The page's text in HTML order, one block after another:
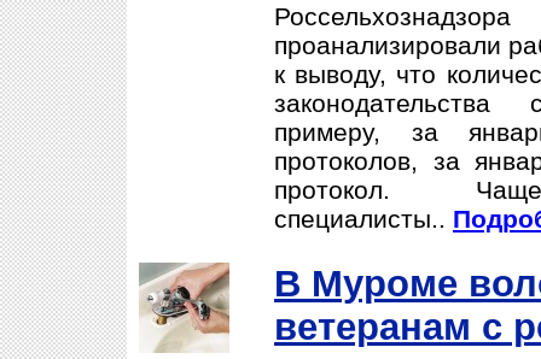
проанализировали
к выводу, что
примеру, за
протоколов, за
протокол.
специалисты..
В Муроме
ветеранам с